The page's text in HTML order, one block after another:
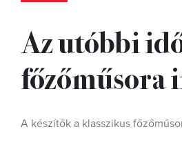
Az utóbbi
főzőműsora
A készítők a klasszikus